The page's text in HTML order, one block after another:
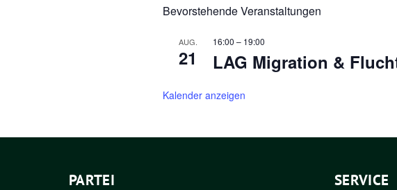
Bevorstehende Veranstaltungen
AUG.
21
16:00 – 19:00
LAG Migration &
Kalender anzeigen
PARTEI SERVICE